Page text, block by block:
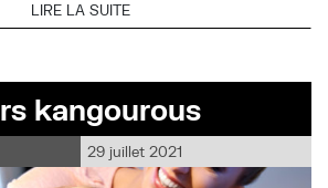
LIRE LA SUITE
kangourous
29 juillet 2021